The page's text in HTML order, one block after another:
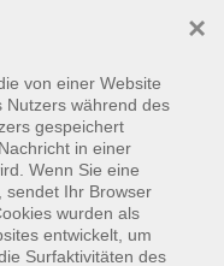
von einer Website
Nutzers während des
gespeichert
in einer
Wenn Sie eine
sendet Ihr Browser
wurden als
entwickelt, um
Surfaktivitäten des
×